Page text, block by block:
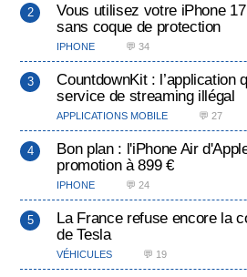
Vous utilisez votre iPhone
sans coque de protection
IPHONE 💬 34
CountdownKit : l’application
service de streaming illégal
APPLICATIONS MOBILE 💬 27
Bon plan : l'iPhone Air
promotion à 899 €
IPHONE 💬 24
La France refuse encore la
de Tesla
VÉHICULES 💬 19